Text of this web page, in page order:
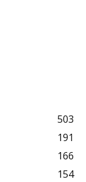
503
191
166
154